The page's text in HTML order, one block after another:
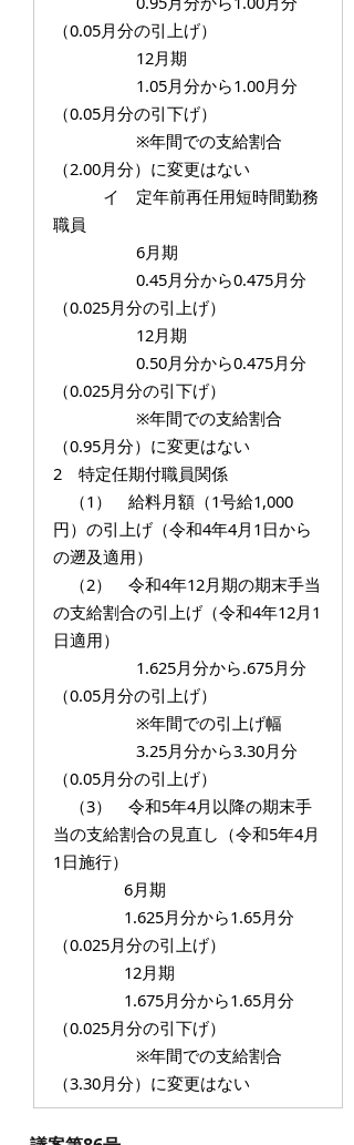
（0.05月分の引上げ）
12月期
1.05月分から1.00月分
（0.05月分の引下げ）
※年間での支給割合
（2.00月分）に変更はない
イ 定年前再任用短時間勤務
職員
6月期
0.45月分から0.475月分
（0.025月分の引上げ）
12月期
0.50月分から0.475月分
（0.025月分の引下げ）
※年間での支給割合
（0.95月分）に変更はない
2 特定任期付職員関係
（1） 給料月額（1号給1,000
円）の引上げ（令和4年4月1日から
の遡及適用）
（2） 令和4年12月期の期末手当
の支給割合の引上げ（令和4年12月1
日適用）
1.625月分から.675月分
（0.05月分の引上げ）
※年間での引上げ幅
3.25月分から3.30月分
（0.05月分の引上げ）
（3） 令和5年4月以降の期末手
当の支給割合の見直し（令和5年4月
1日施行）
6月期
1.625月分から1.65月分
（0.025月分の引上げ）
12月期
1.675月分から1.65月分
（0.025月分の引下げ）
※年間での支給割合
（3.30月分）に変更はない